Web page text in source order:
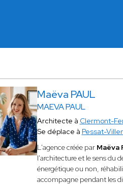
Maëva PAUL
MAEVA PAUL
Architecte à Clermont-
Se déplace à Pessat-
L'agence créée par Maëva
l'architecture et le sens du
énergétique ou non,
accompagne pendant les